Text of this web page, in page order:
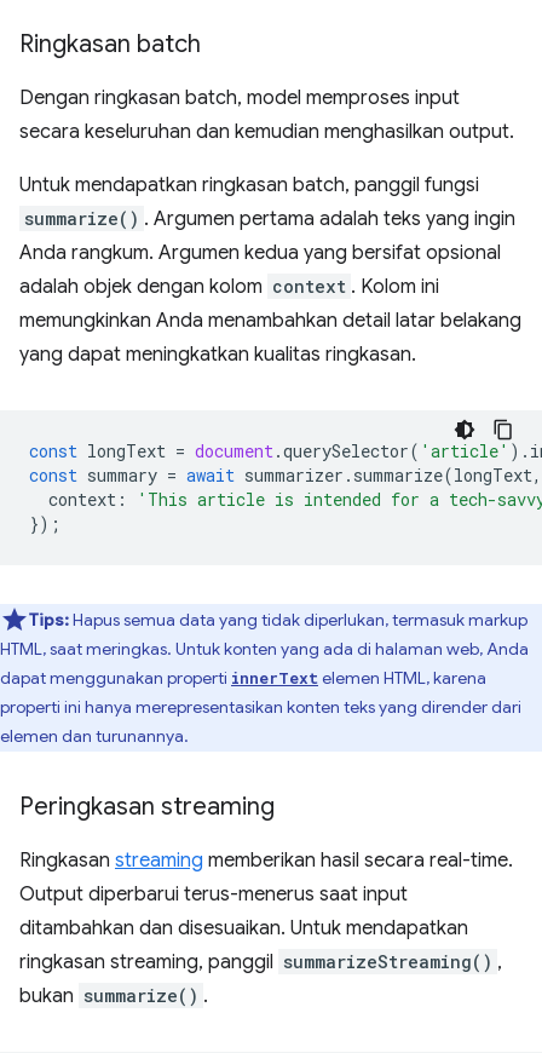
Ringkasan batch
Dengan ringkasan batch, model memproses input
secara keseluruhan dan kemudian menghasilkan output.
Untuk mendapatkan ringkasan batch, panggil fungsi
summarize() . Argumen pertama adalah teks yang ingin
Anda rangkum. Argumen kedua yang bersifat opsional
adalah objek dengan kolom context . Kolom ini
memungkinkan Anda menambahkan detail latar belakang
yang dapat meningkatkan kualitas ringkasan.
const longText = document.querySelector( 'article' ).
const summary = await summarizer . summarize(longText,
context :
'This article is intended for a tech-
});
Tips:Hapus semua data yang tidak diperlukan, termasuk markup
HTML, saat meringkas. Untuk konten yang ada di halaman web, Anda
dapat menggunakan properti innerText elemen HTML, karena
properti ini hanya merepresentasikan konten teks yang dirender dari
elemen dan turunannya.
Peringkasan streaming
Ringkasan streaming memberikan hasil secara real-time.
Output diperbarui terus-menerus saat input
ditambahkan dan disesuaikan. Untuk mendapatkan
ringkasan streaming, panggil summarizeStreaming() ,
bukan summarize() .